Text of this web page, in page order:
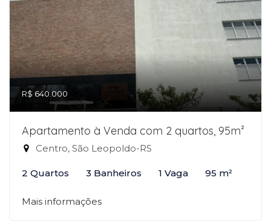
R$ 640.000
Apartamento à Venda com 2 quartos, 95m²
Centro, São Leopoldo-RS
2 Quartos 3 Banheiros 1 Vaga 95 m²
Mais informações